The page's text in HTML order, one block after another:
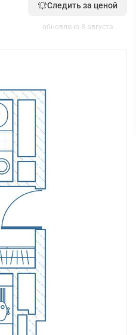
Следить за ценой
обновлено 8 августа